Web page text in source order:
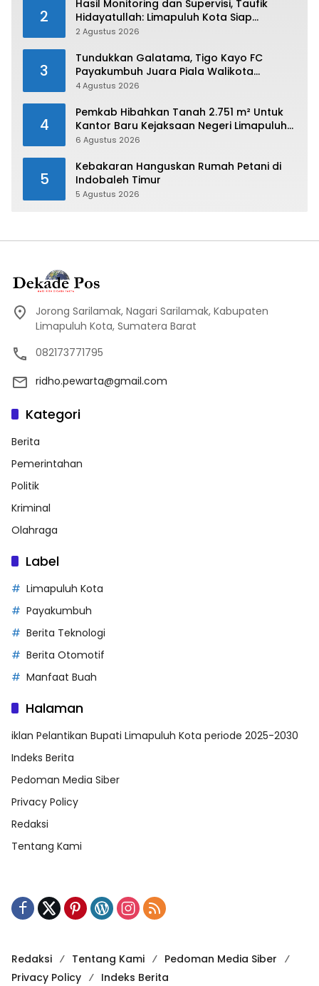
2
Hasil Monitoring dan Supervisi, Taufik
Hidayatullah: Limapuluh Kota Siap
Kirimkan Atlet Terbaiknya Pada Porprov
2 Agustus 2026
3
Tundukkan Galatama, Tigo Kayo FC
Payakumbuh Juara Piala Walikota
Payakumbuh 2026
4 Agustus 2026
4
Pemkab Hibahkan Tanah 2.751 m² Untuk
Kantor Baru Kejaksaan Negeri Limapuluh
Kota
6 Agustus 2026
5
Kebakaran Hanguskan Rumah Petani di
Indobaleh Timur
5 Agustus 2026
Jorong Sarilamak, Nagari Sarilamak, Kabupaten
Limapuluh Kota, Sumatera Barat
082173771795
ridho.pewarta@gmail.com
Kategori
Berita
Pemerintahan
Politik
Kriminal
Olahraga
Label
Limapuluh Kota
Payakumbuh
Berita Teknologi
Berita Otomotif
Manfaat Buah
Halaman
iklan Pelantikan Bupati Limapuluh Kota periode 2025-2030
Indeks Berita
Pedoman Media Siber
Privacy Policy
Redaksi
Tentang Kami
Redaksi Tentang Kami
Pedoman Media Siber
Privacy Policy
Indeks Berita